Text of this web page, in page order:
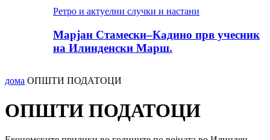
Ретро и актуелни случки и настани
Марјан Стамески–Кадино прв учесник
на Илинденски Марш.
дома ОПШТИ ПОДАТОЦИ
ОПШТИ ПОДАТОЦИ